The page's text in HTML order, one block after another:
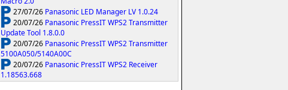
27/07/26 Panasonic LED Manager LV 1.0.24
20/07/26 Panasonic PressIT WPS2 Transmitter
Update Tool 1.8.0.0
20/07/26 Panasonic PressIT WPS2 Transmitter
5100A050/5140A00C
20/07/26 Panasonic PressIT WPS2 Receiver
1.18563.668